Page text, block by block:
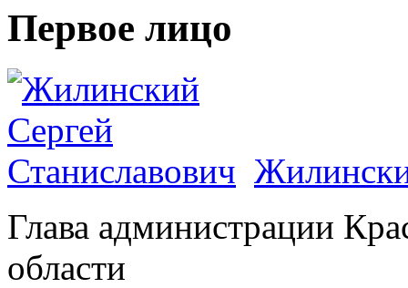
Первое лицо
Глава администрации
области